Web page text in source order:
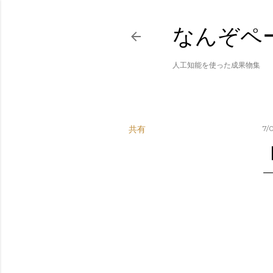
なんぞペ
人工知能を使った成果物集
共有 7/